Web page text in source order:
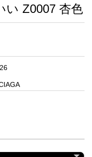
い Z0007 杏色